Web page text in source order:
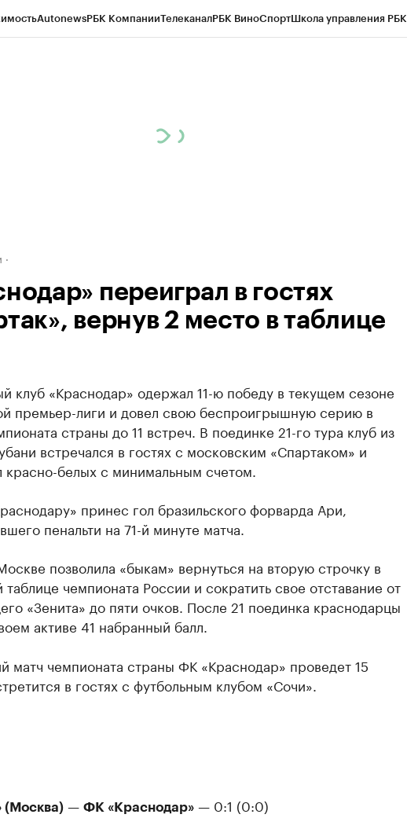
AutonewsРБК КомпанииТелеканалРБК ВиноСпортШкола управления РБК
переиграл в гостях
вернув 2 место в таблице
клуб «Краснодар» одержал 11-ю победу в текущем сезоне
премьер-лиги и довел свою беспроигрышную серию в
страны до 11 встреч. В поединке 21-го тура клуб из
встречался в гостях с московским «Спартаком» и
красно-белых с минимальным счетом.
принес гол бразильского форварда Ари,
пенальти на 71-й минуте матча.
позволила «быкам» вернуться на вторую строчку в
чемпионата России и сократить свое отставание от
«Зенита» до пяти очков. После 21 поединка краснодарцы
активе 41 набранный балл.
матч чемпионата страны ФК «Краснодар» проведет 15
в гостях с футбольным клубом «Сочи».
(Москва)— ФК «Краснодар»— 0:1 (0:0)